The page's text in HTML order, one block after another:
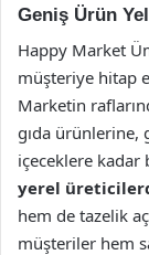
Geniş Ürün
Happy Market
müşteriye hitap
Marketin
gıda ürünlerine,
içeceklere kadar
yerel
hem de tazelik
müşteriler hem